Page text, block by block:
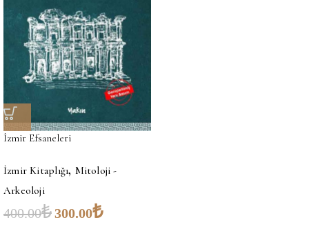
İzmir Efsaneleri
İzmir Kitaplığı, Mitoloji -
Arkeoloji
400.00₺300.00₺